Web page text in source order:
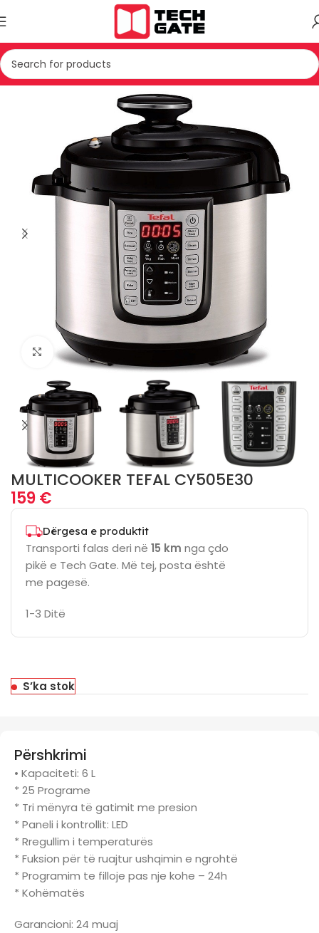
TE VOGLA SHTEPIAKE PAJISJE TE KUZHINES MULTICOOKER
Click to enlarge
MULTICOOKER TEFAL CY505E30
159€
Dërgesa e produktit
Transporti falas deri në 15 km nga çdo
pikë e Tech Gate. Më tej, posta është
me pagesë.
1-3 Ditë
S’ka stok
Përshkrimi
• Kapaciteti: 6 L
* 25 Programe
* Tri mënyra të gatimit me presion
* Paneli i kontrollit: LED
* Rregullim i temperaturës
* Fuksion për të ruajtur ushqimin e ngrohtë
* Programim te filloje pas nje kohe – 24h
* Kohëmatës
Garancioni: 24 muaj